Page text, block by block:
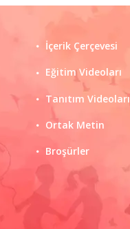
İçerik Çerçevesi
Eğitim Videoları
Tanıtım Videoları
Ortak Metin
Broşürler